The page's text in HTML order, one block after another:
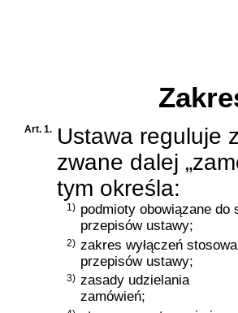
Art. 1. Ustawa reguluje
zwane dalej
tym określa:
1) podmioty obowiązane do
przepisów ustawy;
2) zakres wyłączeń
przepisów ustawy;
3) zasady udzielania
zamówień;